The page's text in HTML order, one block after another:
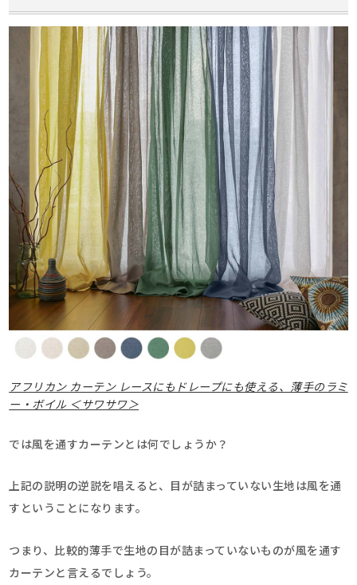
アフリカン カーテン レースにもドレープにも使える、薄手のラミ
ー・ボイル ＜サワサワ＞
では風を通すカーテンとは何でしょうか？
上記の説明の逆説を唱えると、目が詰まっていない生地は風を通
すということになります。
つまり、比較的薄手で生地の目が詰まっていないものが風を通す
カーテンと言えるでしょう。